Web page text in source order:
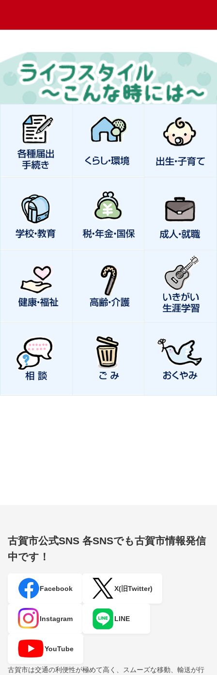
古賀市公式SNS 各SNSでも古賀市情報発信
中です！
Facebook X(旧Twitter)
Instagram LINE
YouTube
古賀市は交通の利便性が極めて高く、スムーズな移動、輸送が行